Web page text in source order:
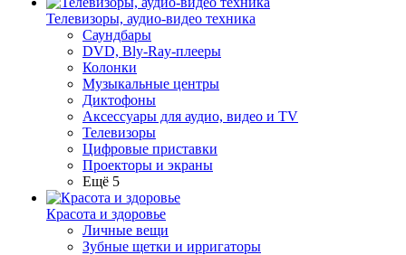
Телевизоры, аудио-видео техника
Саундбары
DVD, Bly-Ray-плееры
Колонки
Музыкальные центры
Диктофоны
Аксессуары для аудио, видео и TV
Телевизоры
Цифровые приставки
Проекторы и экраны
Ещё 5
Красота и здоровье
Личные вещи
Зубные щетки и ирригаторы